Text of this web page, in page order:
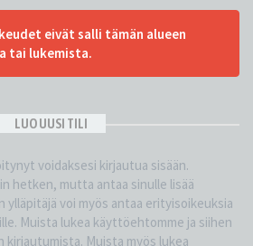
eivät salli tämän alueen
tai lukemista.
LUO UUSI TILI
voidaksesi kirjautua sisään.
hetken, mutta antaa sinulle lisää
ylläpitäjä voi myös antaa erityisoikeuksia
Muista lukea käyttöehtomme ja siihen
Muista myös lukea